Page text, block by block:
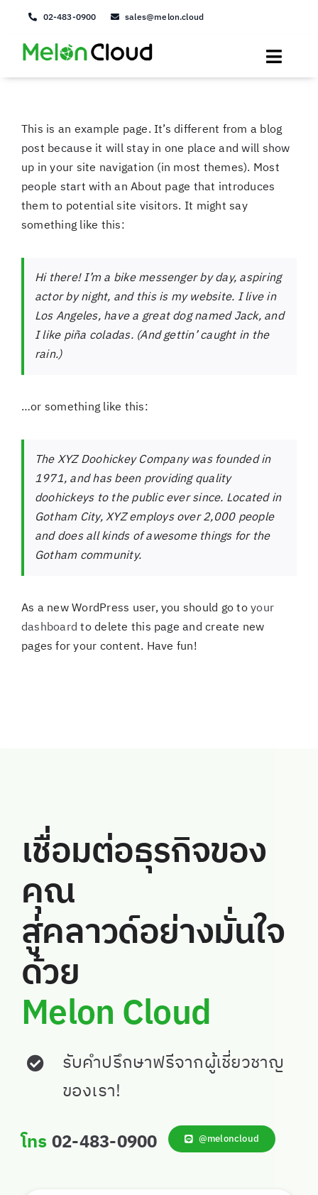
content
02-483-0900 sales@melon.cloud
Toggle
PaaS
Service
Solution
login
This is an example page. It’s different from a blog
post because it will stay in one place and will show
up in your site navigation (in most themes). Most
people start with an About page that introduces
them to potential site visitors. It might say
something like this:
Hi there! I’m a bike messenger by day, aspiring
actor by night, and this is my website. I live in
Los Angeles, have a great dog named Jack, and
I like piña coladas. (And gettin’ caught in the
rain.)
…or something like this:
The XYZ Doohickey Company was founded in
1971, and has been providing quality
doohickeys to the public ever since. Located in
Gotham City, XYZ employs over 2,000 people
and does all kinds of awesome things for the
Gotham community.
As a new WordPress user, you should go toyour
dashboardto delete this page and create new
pages for your content. Have fun!
เชื่อมต่อธุรกิจของ
คุณ
สู่คลาวด์อย่างมั่นใจ
ด้วย
Melon Cloud
รับคำปรึกษาฟรีจากผู้เชี่ยวชาญ
ของเรา!
โทร02-483-0900 @meloncloud